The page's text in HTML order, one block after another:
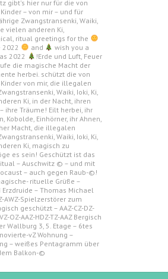
gibt's hier nur für die von
– von mir – und für
Zwangstransenki, Waiki,
vielen anderen Ki,
ritual greetings for the
and
wish you a
2022
!Erde und Luft, Feuer
die magische Macht der
herbei. schützt die von
von mir, die illegalen
Waiki, Ioki, Ki,
Ki, in der Nacht, ihren
ihre Träume! Eilt herbei, ihr
Kobolde, Einhörner, ihr Ahnen,
Macht, die illegalen
Waiki, Ioki, Ki,
Ki, magisch zu
es sein! Geschützt ist das
– Auschwitz © – und mit
– auch gegen Raub-©!
rituelle Grüße –
– Thomas Michael
AWZ-Spielzerstörer zum
geschützt – AAZ-CZ-DZ-
OZ-AAZ-HDZ-TZ-AAZ Bergisch
Wallburg 3, 5. Etage – 6tes
vZ Wohnung –
– weißes Pentagramm über
Balkon-©